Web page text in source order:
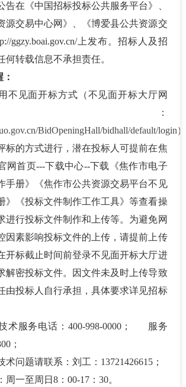
告在 《中国招标投标公共服务平台》、
源交易中心网》、《博爱县公共资源交
ggzy.boai.gov.cn/上发布。招标人及招
何转载信息不承担责任。
不见面开标方式（不见面开标大厅网
：
BidOpeningHall/bidhall/default/login）
标的方式进行，潜在投标人可提前在焦
网首页---下载中心--下载《焦作市电子
手册》《焦作市公共资源交易平台不见
》《投标文件制作工作工具》等查看操
进行投标文件制作和上传等。为避免网
因素影响投标文件的上传，请提前上传
开标截止时间前登录不见面开标大厅进
解密投标文件。因文件未及时上传导致
由投标人自行承担，具体要求详见招标
术服务电话： 400-998-0000； 服务
；
术问题请联系：刘工： 13721426615；
周一至周日 8：00-17：30。